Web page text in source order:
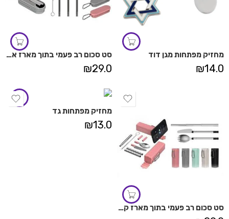
מחזיק מפתחות מגן דוד
₪14.0
סט סכום רב פעמי בתוך מארז אליפסה קשיח
₪29.0
סט סכום רב פעמי בתוך מארז קשיח
מחזיק מפתחות גד
₪13.0